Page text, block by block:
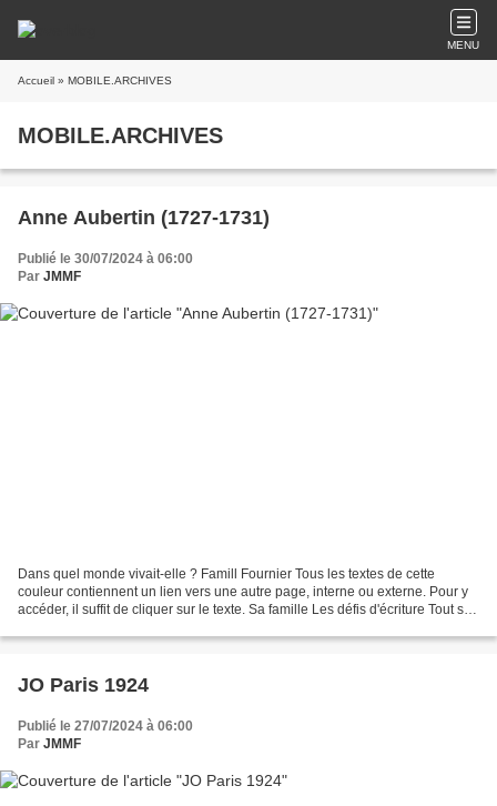
MENU
Accueil » MOBILE.ARCHIVES
MOBILE.ARCHIVES
Anne Aubertin (1727-1731)
Publié le 30/07/2024 à 06:00
Par JMMF
Dans quel monde vivait-elle ? Famill Fournier Tous les textes de cette
couleur contiennent un lien vers une autre page, interne ou externe. Pour y
accéder, il suffit de cliquer sur le texte. Sa famille Les défis d'écriture Tout sur
JO Paris 1924
Publié le 27/07/2024 à 06:00
Par JMMF